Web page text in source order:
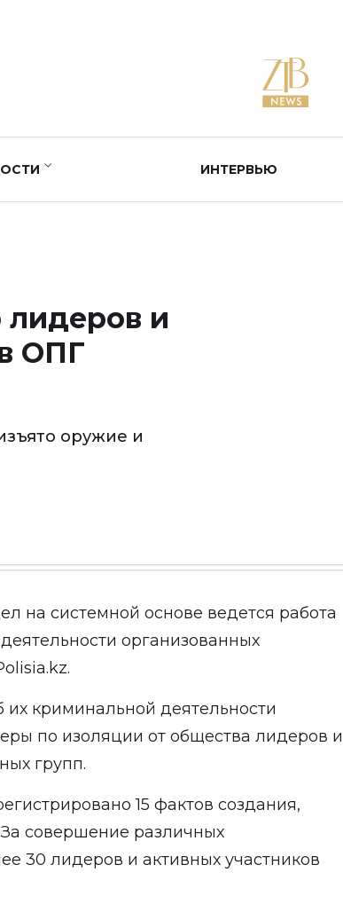
ИНТЕРВЬЮ
и
ОПГ
оружие и
на системной основе ведется работа
организованных
.
их криминальной деятельности
по изоляции от общества лидеров и
групп.
15 фактов создания,
совершение различных
30 лидеров и активных участников